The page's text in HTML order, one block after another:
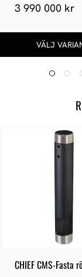
3 990 000 kr
CHIEF CMS-Fasta